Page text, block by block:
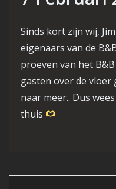
Sinds kort zijn wij,
eigenaars van de
proeven van het
gasten over de vloer
naar meer.. Dus
thuis